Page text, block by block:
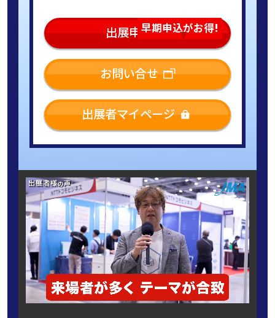
早期申込がお得!
出展申込
お問い合せ
出展者マイページ